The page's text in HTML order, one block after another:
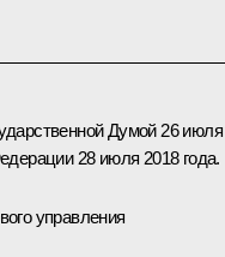
Думой 26 июля
28 июля 2018 года.
управления